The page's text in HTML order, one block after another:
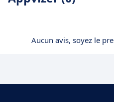
Aucun avis, soyez le